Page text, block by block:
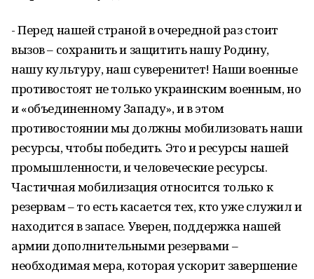
- Перед нашей страной в очередной раз стоит
вызов – сохранить и защитить нашу Родину,
нашу культуру, наш суверенитет! Наши военные
противостоят не только украинским военным, но
и «объединенному Западу», и в этом
противостоянии мы должны мобилизовать наши
ресурсы, чтобы победить. Это и ресурсы нашей
промышленности, и человеческие ресурсы.
Частичная мобилизация относится только к
резервам – то есть касается тех, кто уже служил и
находится в запасе. Уверен, поддержка нашей
армии дополнительными резервами –
необходимая мера, которая ускорит завершение